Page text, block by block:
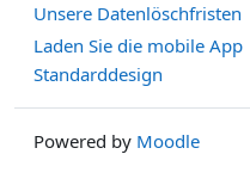
Unsere Datenlöschfristen
Laden Sie die mobile App
Standarddesign
Powered by Moodle